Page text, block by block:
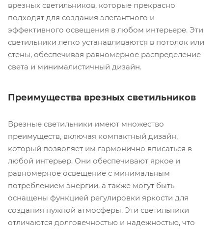
врезных светильников, которые прекрасно
подходят для создания элегантного и
эффективного освещения в любом интерьере. Эти
светильники легко устанавливаются в потолок или
стены, обеспечивая равномерное распределение
света и минималистичный дизайн.
Преимущества врезных светильников
Врезные светильники имеют множество
преимуществ, включая компактный дизайн,
который позволяет им гармонично вписаться в
любой интерьер. Они обеспечивают яркое и
равномерное освещение с минимальным
потреблением энергии, а также могут быть
оснащены функцией регулировки яркости для
создания нужной атмосферы. Эти светильники
отличаются долговечностью и надежностью, что